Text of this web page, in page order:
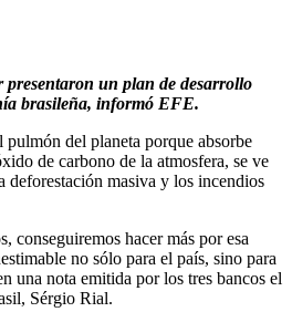
presentaron un plan de desarrollo
brasileña, informó EFE.
del planeta porque absorbe
de carbono de la atmosfera, se ve
deforestación masiva y los incendios
conseguiremos hacer más por esa
no sólo para el país, sino para
una nota emitida por los tres bancos el
Sérgio Rial.